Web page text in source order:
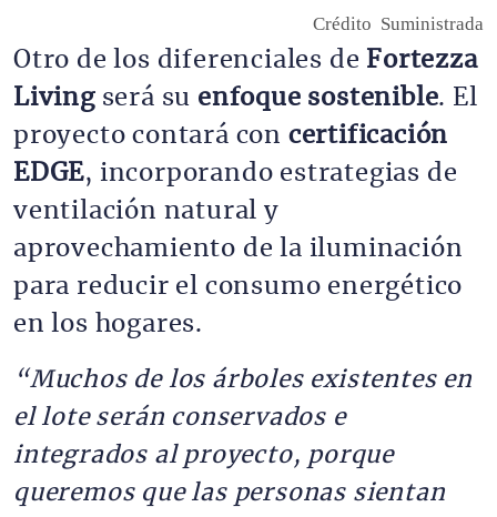
Crédito Suministrada
Otro de los diferenciales de Fortezza
Livingserá su enfoque sostenible. El
proyecto contará con certificación
EDGE, incorporando estrategias de
ventilación natural y
aprovechamiento de la iluminación
para reducir el consumo energético
en los hogares.
“Muchos de los árboles existentes en
el lote serán conservados e
integrados al proyecto, porque
queremos que las personas sientan